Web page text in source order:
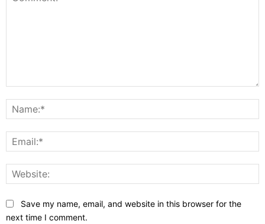
Save my name, email, and website in this browser for the
next time I comment.